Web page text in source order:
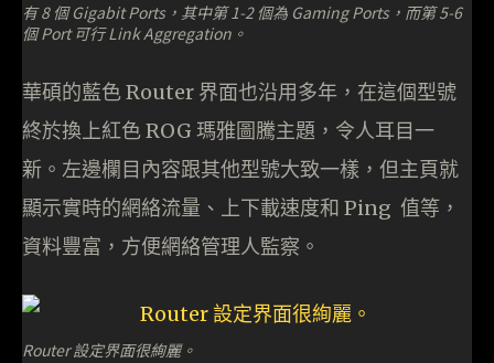
有 8 個 Gigabit Ports，其中第 1-2 個為 Gaming Ports，而第 5-6
個 Port 可行 Link Aggregation。
華碩的藍色 Router 界面也沿用多年，在這個型號
終於換上紅色 ROG 瑪雅圖騰主題，令人耳目一
新。左邊欄目內容跟其他型號大致一樣，但主頁就
顯示實時的網絡流量、上下載速度和 Ping 值等，
資料豐富，方便網絡管理人監察。
Router 設定界面很絢麗。